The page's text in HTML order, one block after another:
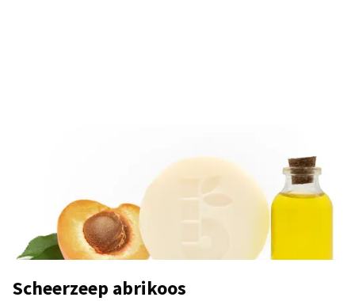
Scheerzeep abrikoos